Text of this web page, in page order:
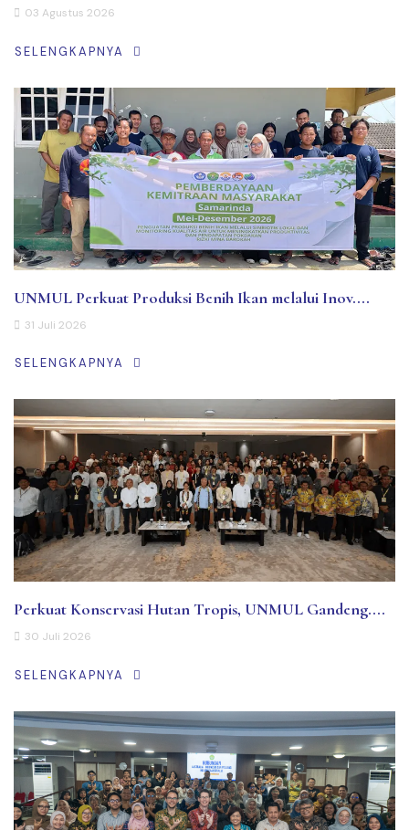
03 Agustus 2026
SELENGKAPNYA
UNMUL Perkuat Produksi Benih Ikan melalui Inov....
31 Juli 2026
SELENGKAPNYA
Perkuat Konservasi Hutan Tropis, UNMUL Gandeng....
30 Juli 2026
SELENGKAPNYA